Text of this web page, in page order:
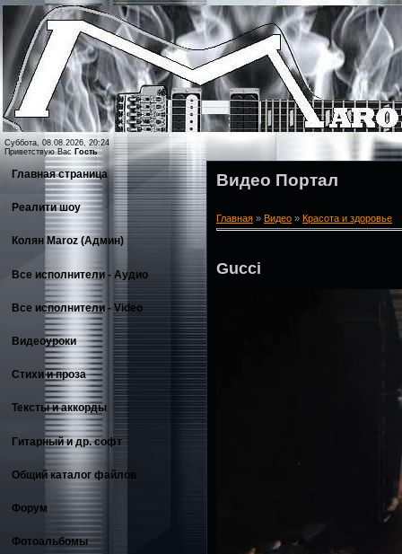
Суббота, 08.08.2026, 20:24
Приветствую Вас Гость
Главная страница
Реалити шоу
Колян Maroz (Админ)
Все исполнители - Аудио
Все исполнители - Video
Видеоуроки
Стихи и проза
Тексты и аккорды
Гитарный и др. софт
Общий каталог файлов
Форум
Фотоальбомы
Видео Портал
Главная » Видео » Красота и здоровье
Gucci